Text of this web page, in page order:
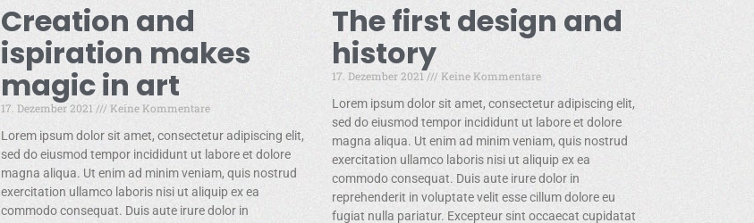
Creation and
ispiration makes
magic in art
17. Dezember 2021
Keine Kommentare
Lorem ipsum dolor sit amet, consectetur adipiscing elit,
sed do eiusmod tempor incididunt ut labore et dolore
magna aliqua. Ut enim ad minim veniam, quis nostrud
exercitation ullamco laboris nisi ut aliquip ex ea
commodo consequat. Duis aute irure dolor in
The first design and
history
17. Dezember 2021
Keine Kommentare
Lorem ipsum dolor sit amet, consectetur adipiscing elit,
sed do eiusmod tempor incididunt ut labore et dolore
magna aliqua. Ut enim ad minim veniam, quis nostrud
exercitation ullamco laboris nisi ut aliquip ex ea
commodo consequat. Duis aute irure dolor in
reprehenderit in voluptate velit esse cillum dolore eu
fugiat nulla pariatur. Excepteur sint occaecat cupidatat